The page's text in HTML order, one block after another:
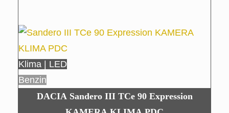
Klima | LED
Benzin
DACIA Sandero III TCe 90 Expression